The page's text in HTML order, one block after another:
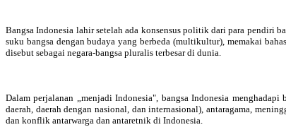
Bangsa Indonesia lahir setelah ada konsensus politik dari para pendiri
suku bangsa dengan budaya yang berbeda (multikultur), memakai
disebut sebagai negara-bangsa pluralis terbesar di dunia.
Dalam perjalanan „menjadi Indonesia", bangsa Indonesia
daerah, daerah dengan nasional, dan internasional), antaragama,
dan konflik antarwarga dan antaretnik di Indonesia.